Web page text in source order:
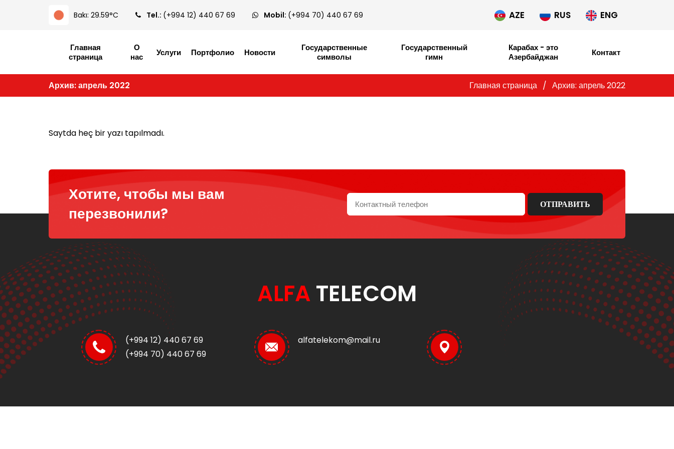
Bakı: 29.59°C Tel.: (+994 12) 440 67 69 Mobil: (+994 70) 440 67 69 AZE RUS ENG
Главная
страница
О
нас
Услуги Портфолио Новости
Государственные
символы
Государственный
гимн
Карабах - это
Азербайджан
Контакт
Архив: апрель 2022 Главная страница / Архив: апрель 2022
Saytda heç bir yazı tapılmadı.
Хотите, чтобы мы вам
перезвонили?
ОТПРАВИТЬ
ALFATELECOM
(+994 12) 440 67 69
(+994 70) 440 67 69
alfatelekom@mail.ru